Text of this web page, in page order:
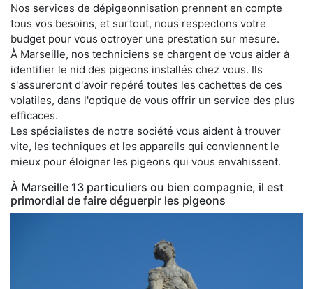
Nos services de dépigeonnisation prennent en compte
tous vos besoins, et surtout, nous respectons votre
budget pour vous octroyer une prestation sur mesure.
À Marseille, nos techniciens se chargent de vous aider à
identifier le nid des pigeons installés chez vous. Ils
s'assureront d'avoir repéré toutes les cachettes de ces
volatiles, dans l'optique de vous offrir un service des plus
efficaces.
Les spécialistes de notre société vous aident à trouver
vite, les techniques et les appareils qui conviennent le
mieux pour éloigner les pigeons qui vous envahissent.
À Marseille 13 particuliers ou bien compagnie, il est
primordial de faire déguerpir les pigeons